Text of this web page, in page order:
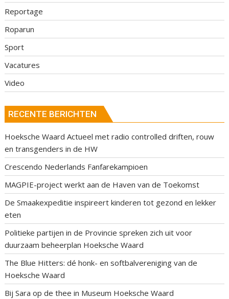
Reportage
Roparun
Sport
Vacatures
Video
RECENTE BERICHTEN
Hoeksche Waard Actueel met radio controlled driften, rouw
en transgenders in de HW
Crescendo Nederlands Fanfarekampioen
MAGPIE-project werkt aan de Haven van de Toekomst
De Smaakexpeditie inspireert kinderen tot gezond en lekker
eten
Politieke partijen in de Provincie spreken zich uit voor
duurzaam beheerplan Hoeksche Waard
The Blue Hitters: dé honk- en softbalvereniging van de
Hoeksche Waard
Bij Sara op de thee in Museum Hoeksche Waard